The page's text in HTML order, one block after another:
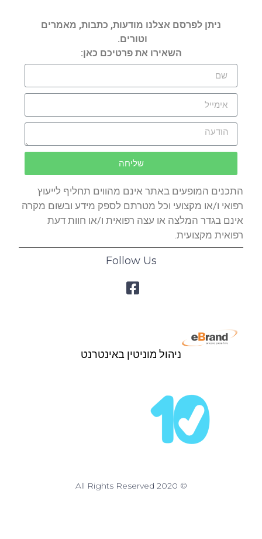
ניתן לפרסם אצלנו מודעות, כתבות, מאמרים
וטורים.
השאירו את פרטיכם כאן:
שליחה
התכנים המופעים באתר אינם מהווים תחליף לייעוץ
רפואי ו/או מקצועי וכל מטרתם לספק מידע ובשום מקרה
אינם בגדר המלצה או עצה רפואית ו/או חוות דעת
רפואית מקצועית.
Follow Us
ניהול מוניטין באינטרנט
© All Rights Reserved 2020